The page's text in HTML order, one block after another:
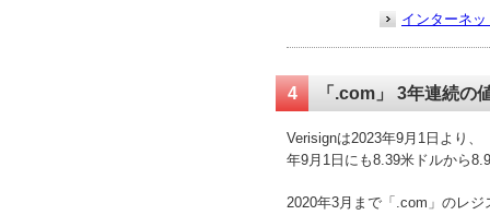
インターネ
4 「.com」 3年連続の
Verisignは2023年9月1日より
年9月1日にも8.39米ドルから
2020年3月まで「.com」のレ